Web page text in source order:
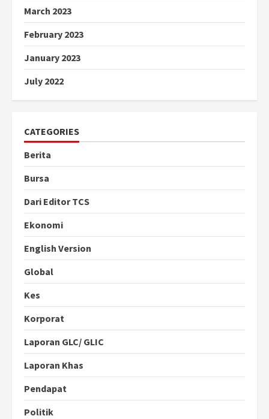
March 2023
February 2023
January 2023
July 2022
CATEGORIES
Berita
Bursa
Dari Editor TCS
Ekonomi
English Version
Global
Kes
Korporat
Laporan GLC/ GLIC
Laporan Khas
Pendapat
Politik